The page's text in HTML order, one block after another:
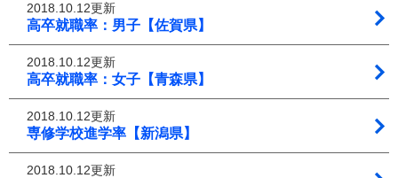
2018.10.12更新
高卒就職率：男子【佐賀県】
2018.10.12更新
高卒就職率：女子【青森県】
2018.10.12更新
専修学校進学率【新潟県】
2018.10.12更新